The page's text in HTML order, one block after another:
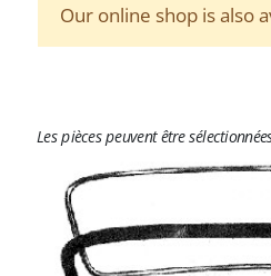
Our online shop is also